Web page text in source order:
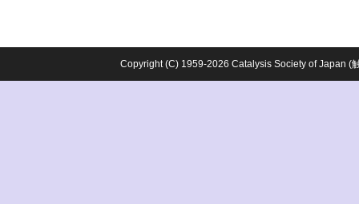
Copyright (C) 1959-2026 Catalysis Society of Japan (